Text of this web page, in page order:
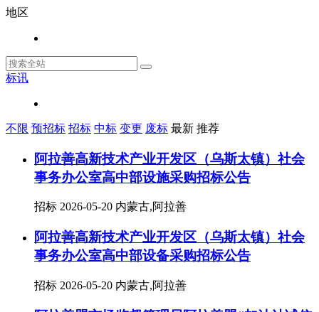
地区
标讯
不限 预招标 招标 中标 变更 废标 最新 推荐
阿拉善高新技术产业开发区（乌斯太镇）社会
事务办公室高中部设施采购招标公告
招标 2026-05-20 内蒙古,阿拉善
阿拉善高新技术产业开发区（乌斯太镇）社会
事务办公室高中部设备采购招标公告
招标 2026-05-20 内蒙古,阿拉善